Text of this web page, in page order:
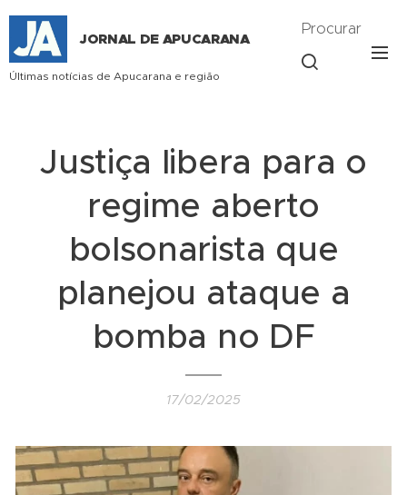
JORNAL DE APUCARANA
Últimas notícias de Apucarana e região
Procurar
Justiça libera para o
regime aberto
bolsonarista que
planejou ataque a
bomba no DF
17/02/2025